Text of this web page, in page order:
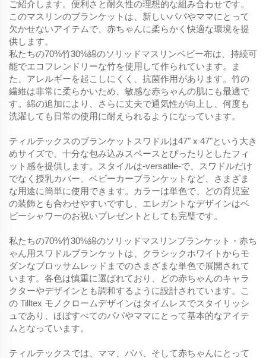
ご紹介します。便利さと耐久性の理想的な組み合わせです。
このマスリンのブランケットは、新しいパパやママにとって
欠かせないアイテムで、赤ちゃんに柔らかく快適な環境を提
供します。
私たちの70%竹30%綿のソリッドマスリンベビー布は、持続可
能でエコフレンドリーな竹を使用して作られています。ま
た、アレルギーを起こしにくく、抗菌作用があります。竹の
繊維は非常に柔らかいため、敏感な赤ちゃんの肌にも最適で
す。綿の追加により、さらに丈夫で通気性が向上し、何度も
洗濯しても日常の使用に耐えられるようになっています。
ティルテックスのブランケットスワドルは47" x 47"という大き
めサイズで、十分な包み込みスペースとぴったりとしたフィ
ット感を提供します。スタイルは-versatile-で、スワドルだけ
でなく授乳カバー、ベビーカーブランケットなど、さまざま
な用途に簡単に使用できます。カラーは単色で、どの育児室
の装飾とも合わせやすいですし、エレガントなデザインはベ
ビーシャワーのお祝いプレゼントとしても完璧です。
私たちの70%竹30%綿のソリッドマスリンブランケット・赤ち
ゃん用スワドルブランケットは、クラシックホワイトからモ
ダンなブロッサムレッドまでのさまざまな単色で展開されて
います。各色は慎重に選ばれており、どの赤ちゃんのキャラ
クターやデザインとも調和するように設計されています。こ
の Tilltex モノクロームデザインはタイムレスでスタイリッシ
ュであり、ほぼすべてのパパやママにとって基本的なアイテ
ムとなっています。
ティルテックスでは、ママ、パパ、そして赤ちゃんにとって